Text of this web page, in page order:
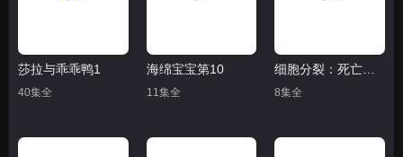
莎拉与乖乖鸭1
40集全
海绵宝宝第10
11集全
细胞分裂：死亡监视 第一季
8集全